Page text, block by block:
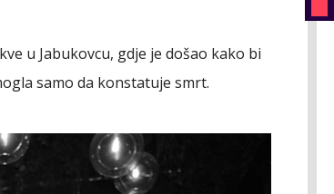
u Jabukovcu, gdje je došao kako bi
samo da konstatuje smrt.